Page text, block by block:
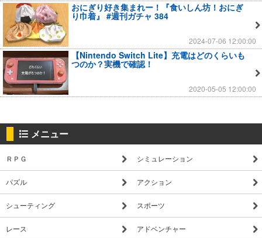
おにぎり好き集まれー！『食いしん坊！おにぎ
り巾着』 #週刊ガチャ 384
2024-07-06 12:00:00
【Nintendo Switch Lite】充電はどのくらいも
つのか？実機で確認！
2020-05-05 12:00:00
メニュー
ＲＰＧ シミュレーション
パズル アクション
シューティング スポーツ
レース アドベンチャー